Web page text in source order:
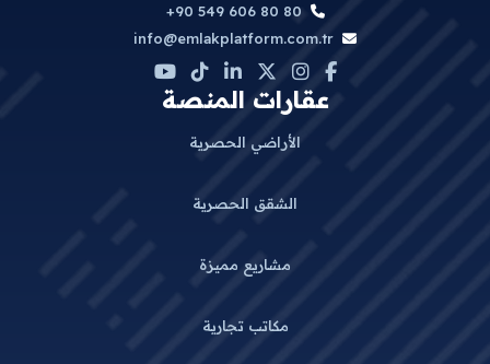
+90 549 606 80 80
info@emlakplatform.com.tr
عقارات المنصة
الأراضي الحصرية
الشقق الحصرية
مشاريع مميزة
مكاتب تجارية